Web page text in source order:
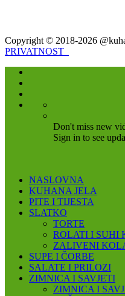
Copyright © 2018-2026
PRIVATNOST
Don't miss new
Sign in to see
NASLOVNA
KUHANA JELA
PITE I TIJESTA
SLATKO
TORTE
ROLATI I SUHI
ZALIVENI
SUPE I ČORBE
SALATE I PRILOZI
ZIMNICA I SAVJETI
ZIMNICA I